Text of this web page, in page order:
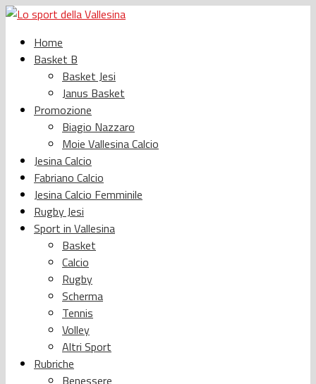
Home
Basket B
Basket Jesi
Janus Basket
Promozione
Biagio Nazzaro
Moie Vallesina Calcio
Jesina Calcio
Fabriano Calcio
Jesina Calcio Femminile
Rugby Jesi
Sport in Vallesina
Basket
Calcio
Rugby
Scherma
Tennis
Volley
Altri Sport
Rubriche
Benessere